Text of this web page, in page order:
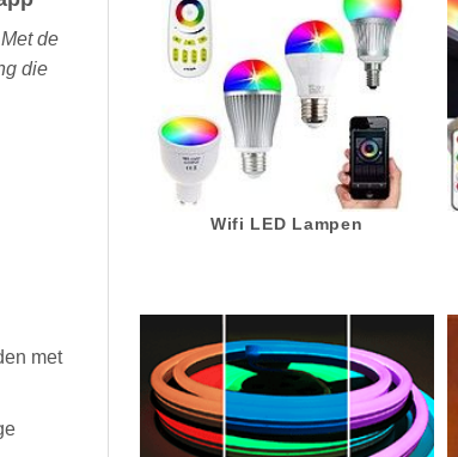
de
die
met
Wifi LED Lampen